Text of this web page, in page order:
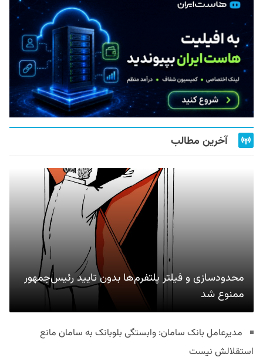
آخرین مطالب
محدودسازی و فیلتر پلتفرم‌ها بدون تایید رئیس‌جمهور
ممنوع شد
مدیرعامل بانک سامان: وابستگی بلوبانک به سامان مانع
استقلالش نیست